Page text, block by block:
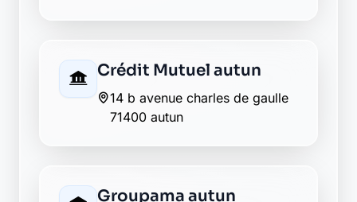
Crédit Mutuel autun
14 b avenue charles de gaulle
71400 autun
Groupama autun